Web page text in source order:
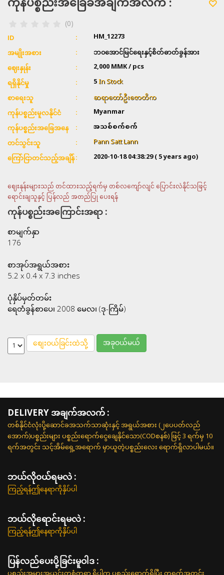
(0)
ID HM_12273
အမျိုးအစား
ဘ၀အောင်မြင်ရေးနှင့်စိတ်ဓာတ်ခွန်အား
ဈေးနှုန်း
2,000MMK / pcs
ရရှိနိုင်မှု 5In Stock
စာရေးသူ
ဆရာတော်ဦးဇောတိက
ကုန်ပစ္စည်းမူလနိုင်ငံ
Myanmar
ကုန်ပစ္စည်းအခြေအနေ အသစ်စက်စက်
တင်သွင်းသူ Pann Satt Lann
ကြော်ငြာတင်သည့်အချိန် 2020-10-18 04:38:29( 5 years ago)
ဈေးနုန်းများသည် တင်ထားသည့်ရက်မှ တစ်လကျော်လျင် ပြောင်းလဲနိုင်သဖြင့်
ရောင်းချသူနှင့် ပြန်လည် အတည်ပြု ပေးရန်
ကုန်ပစ္စည်းအကြောင်းအရာ :
စာမျက်နှာ
176
စာအုပ်အရွယ်အစား
5.2 x 0.4 x 7.3 inches
ပုံနှိပ်မှတ်တမ်း
ရေတံခွန်စာပေ၊ 2008 မေလ၊ (ဒု-ကြိမ်)
စျေးဝယ်ခြင်းထဲသို့ အခုဝယ်မယ်
DELIVERY အချက်အလက် :
တစ်နိုင်ငံလုံးပို့ဆောင်ခအသက်သာဆုံးနှင့် အရွယ်အစား (၂ပေပတ်လည်
အောက်)ပစ္စည်းများ ပစ္စည်းရောက်ငွေချေနိုင်သော(CODစနစ်) ဖြင့် 3 ရက်မှ 10
ရက်အတွင်း သင့်အိမ်ရှေ့အရောက် မှာယူတဲ့ပစ္စည်းလေး ရောက်ရှိလာပါမယ်။
ဘယ်လို၀ယ်ရမလဲ :
ကြည့်ရန်ဤနေရာကိုနှိပ်ပါ
ဘယ်လိုရောင်းရမလဲ :
ကြည့်ရန်ဤနေရာကိုနှိပ်ပါ
ပြန်လည်ပေးပို့ခြင်းမူဝါဒ :
ပစ္စည်းအမှားအယွင်းတစုံတရာ ရှိပါက ပစ္စည်းရောက်ရှိပြီး တရက်အတွင်း